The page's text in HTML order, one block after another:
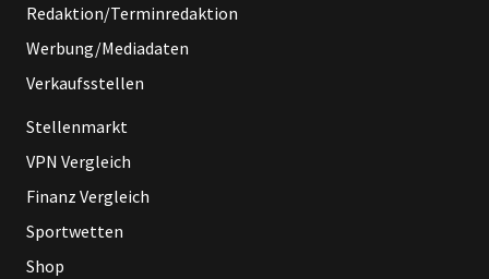
Redaktion/Terminredaktion
Werbung/Mediadaten
Verkaufsstellen
Stellenmarkt
VPN Vergleich
Finanz Vergleich
Sportwetten
Shop